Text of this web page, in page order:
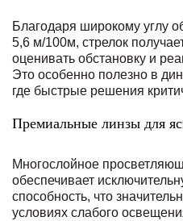
Благодаря широкому углу
5,6 м/100м, стрелок
оценивать обстановку и
Это особенно полезно в
где быстрые решения
Премиальные линзы для
Многослойное
обеспечивает
способность, что
условиях слабого